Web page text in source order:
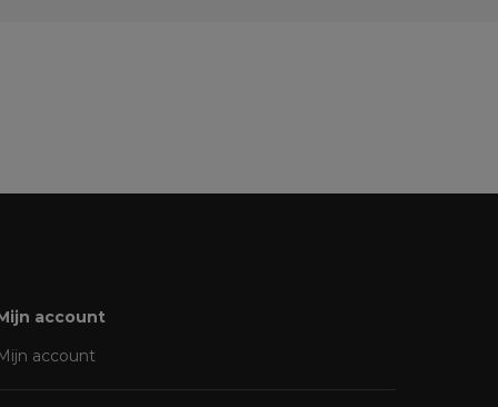
account
account